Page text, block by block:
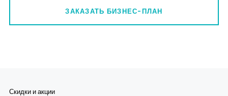
ЗАКАЗАТЬ БИЗНЕС-ПЛАН
Скидки и акции